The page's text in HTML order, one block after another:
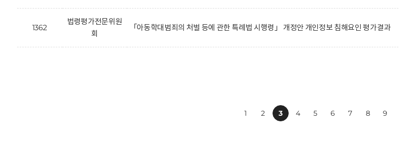
1362
법령평가전문위원
회
「아동학대범죄의 처벌 등에 관한 특례법 시행령」 개정안 개인정보 침해요인 평가결과
1 2 3 4 5 6 7 8 9